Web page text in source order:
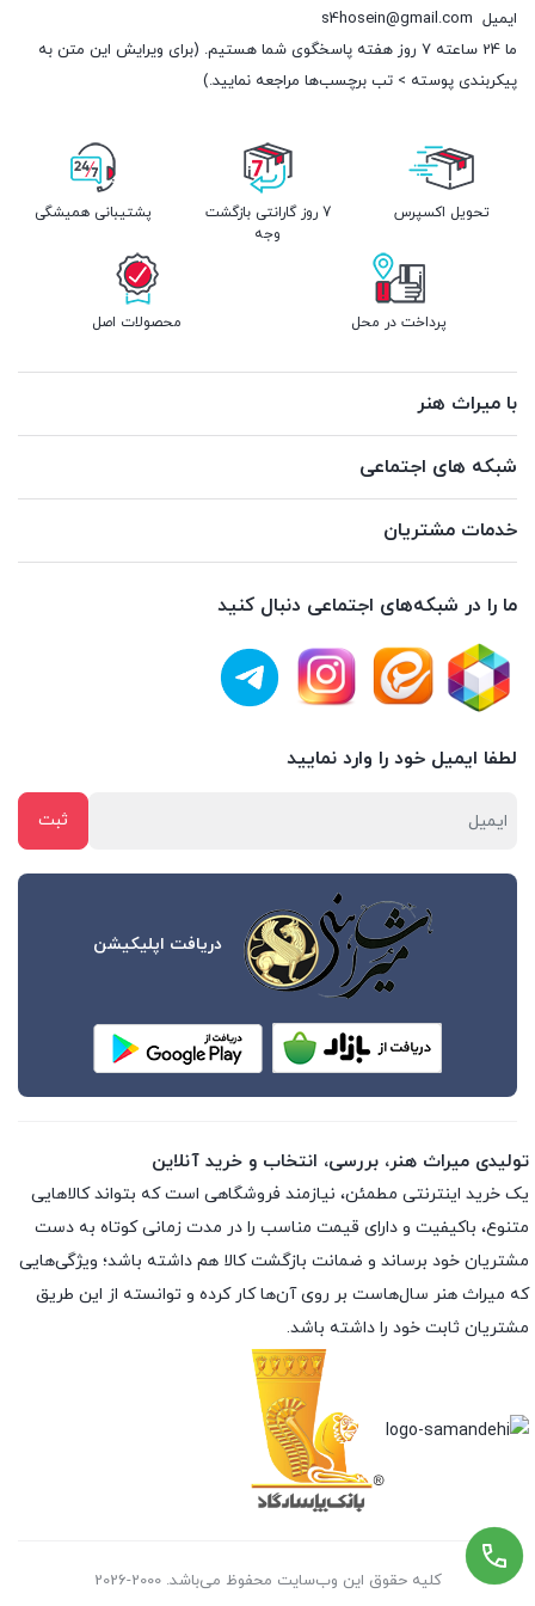
ایمیل s4hosein@gmail.com
ما 24 ساعته 7 روز هفته پاسخگوی شما هستیم. (برای ویرایش این متن به
پیکربندی پوسته > تب برچسب‌ها مراجعه نمایید.)
تحویل اکسپرس
7 روز گارانتی بازگشت
وجه
پشتیبانی همیشگی
پرداخت در محل محصولات اصل
با میراث هنر
شبکه های اجتماعی
خدمات مشتریان
ما را در شبکه‌های اجتماعی دنبال کنید
لطفا ایمیل خود را وارد نمایید
دریافت اپلیکیشن
تولیدی میراث هنر، بررسی، انتخاب و خرید آنلاین
یک خرید اینترنتی مطمئن، نیازمند فروشگاهی است که بتواند کالاهایی
متنوع، باکیفیت و دارای قیمت مناسب را در مدت زمانی کوتاه به دست
مشتریان خود برساند و ضمانت بازگشت کالا هم داشته باشد؛ ویژگی‌هایی
که میراث هنر سال‌هاست بر روی آن‌ها کار کرده و توانسته از این طریق
مشتریان ثابت خود را داشته باشد.
کلیه حقوق این وب‌سایت محفوظ می‌باشد. 2000-2026